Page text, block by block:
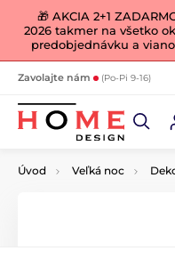
🎁 AKCIA 2+1
2026 takmer na všetko
predobjednávku a
Zavolajte nám (Po-Pi 9-16)
Úvod Veľká noc